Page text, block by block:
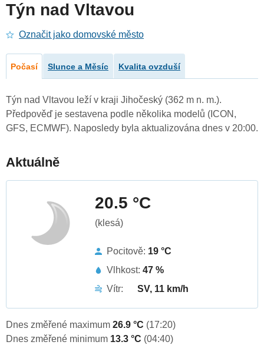
Týn nad Vltavou
Označit jako domovské město
Počasí Slunce a Měsíc Kvalita ovzduší
Týn nad Vltavou leží v kraji Jihočeský (362 m n. m.).
Předpověď je sestavena podle několika modelů (ICON,
GFS, ECMWF). Naposledy byla aktualizována dnes v 20:00.
Aktuálně
20.5 °C
(klesá)
Pocitově: 19 °C
Vlhkost: 47 %
Vítr:
SV, 11 km/h
Dnes změřené maximum 26.9 °C (17:20)
Dnes změřené minimum 13.3 °C (04:40)